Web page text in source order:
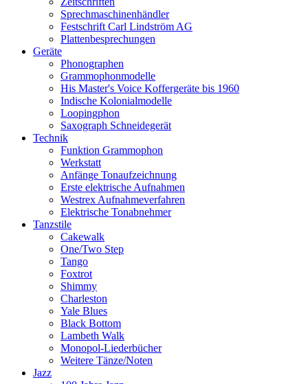
Sprechmaschinenhändler
Festschrift Carl Lindström AG
Plattenbesprechungen
Geräte
Phonographen
Grammophonmodelle
His Master's Voice Koffergeräte bis 1960
Indische Kolonialmodelle
Loopingphon
Saxograph Schneidegerät
Technik
Funktion Grammophon
Werkstatt
Anfänge Tonaufzeichnung
Erste elektrische Aufnahmen
Westrex Aufnahmeverfahren
Elektrische Tonabnehmer
Tanzstile
Cakewalk
One/Two Step
Tango
Foxtrot
Shimmy
Charleston
Yale Blues
Black Bottom
Lambeth Walk
Monopol-Liederbücher
Weitere Tänze/Noten
Jazz